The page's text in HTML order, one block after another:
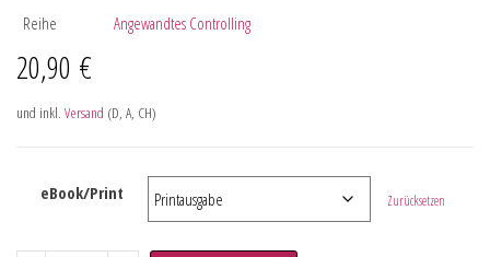
Reihe
Angewandtes Controlling
20,90 €
und inkl. Versand (D, A, CH)
eBook/Print Zurücksetzen